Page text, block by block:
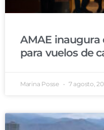
AMAE
para vuelos de
Marina Posse 7 agosto,